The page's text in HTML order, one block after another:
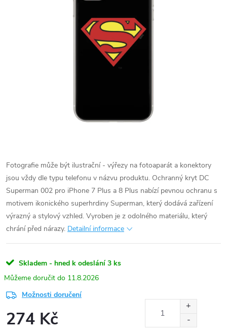
Fotografie může být ilustrační - výřezy na fotoaparát a konektory
jsou vždy dle typu telefonu v názvu produktu. Ochranný kryt DC
Superman 002 pro iPhone 7 Plus a 8 Plus nabízí pevnou ochranu s
motivem ikonického superhrdiny Superman, který dodává zařízení
výrazný a stylový vzhled. Vyroben je z odolného materiálu, který
chrání před nárazy. Detailní informace
Skladem - hned k odeslání 3 ks
11.8.2026
Možnosti doručení
274 Kč